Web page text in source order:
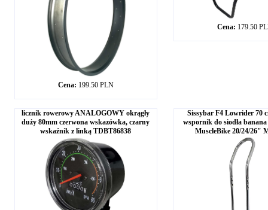
Cena: 199.50 PLN
Cena: 179.50
licznik rowerowy ANALOGOWY okrągły
duży 80mm czerwona wskazówka, czarny
wskaźnik z linką TDBT86838
Sissybar F4 Lowrider 70
wspornik do siodła
MuscleBike 20/24/26"